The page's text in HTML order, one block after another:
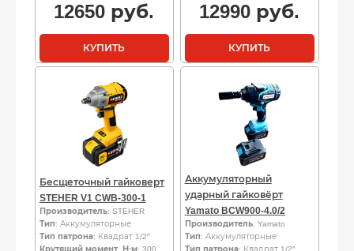
12650 руб.
КУПИТЬ
12990 руб.
КУПИТЬ
Бесщеточный гайковерт
STEHER V1 CWB-300-1
Производитель: STEHER
Тип: Аккумуляторные
Тип патрона: Квадрат 1/2″
Крутящий момент, Н·м: 300
Аккумуляторный
ударный гайковёрт
Yamato BCW900-4.0/2
Производитель: Yamato
Тип: Аккумуляторные
Тип патрона: Квадрат 1/2″